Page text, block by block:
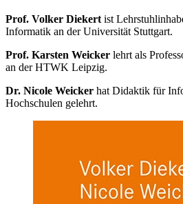
Prof. Volker Diekert ist
Informatik an der Universität Stuttgart.
Prof. Karsten Weicker lehrt als
an der HTWK Leipzig.
Dr. Nicole Weicker hat Didaktik für
Hochschulen gelehrt.